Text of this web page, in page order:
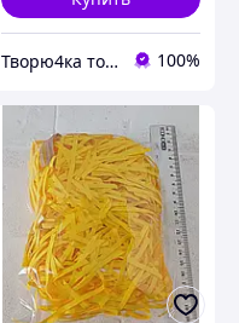
Творю4ка товары для упаковки и декора 100%